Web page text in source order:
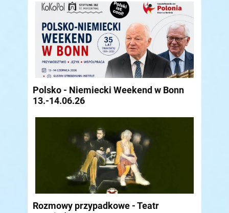
Polsko - Niemiecki Weekend w Bonn
13.-14.06.26
Rozmowy przypadkowe - Teatr